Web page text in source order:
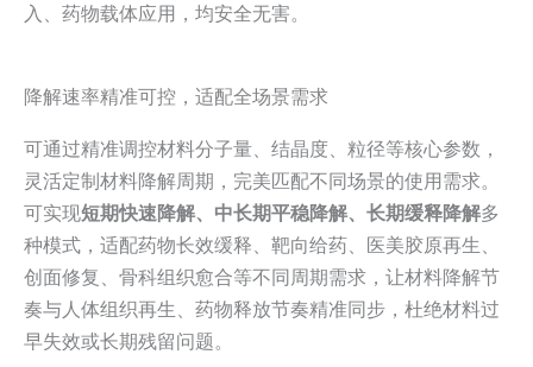
入、药物载体应用，均安全无害。
降解速率精准可控，适配全场景需求
可通过精准调控材料分子量、结晶度、粒径等核心参数，
灵活定制材料降解周期，完美匹配不同场景的使用需求。
可实现短期快速降解、中长期平稳降解、长期缓释降解多
种模式，适配药物长效缓释、靶向给药、医美胶原再生、
创面修复、骨科组织愈合等不同周期需求，让材料降解节
奏与人体组织再生、药物释放节奏精准同步，杜绝材料过
早失效或长期残留问题。